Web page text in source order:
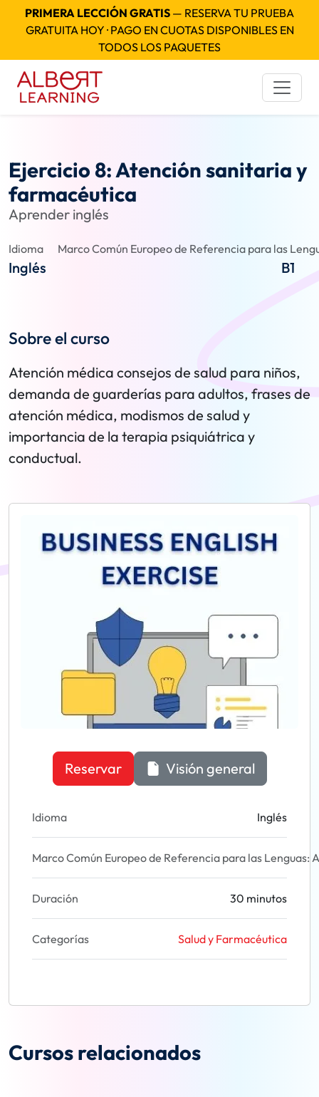
PRIMERA LECCIÓN GRATIS — RESERVA TU PRUEBA
GRATUITA HOY · PAGO EN CUOTAS DISPONIBLES EN
TODOS LOS PAQUETES
Ejercicio 8: Atención sanitaria y
farmacéutica
Aprender inglés
Idioma
Inglés
Marco Común Europeo de Referencia para las
B1
Sobre el curso
Atención médica consejos de salud para niños,
demanda de guarderías para adultos, frases de
atención médica, modismos de salud y
importancia de la terapia psiquiátrica y
conductual.
Reservar Visión general
Idioma Inglés
Marco Común Europeo de Referencia para las Lenguas:
Duración 30 minutos
Categorías Salud y Farmacéutica
Cursos relacionados